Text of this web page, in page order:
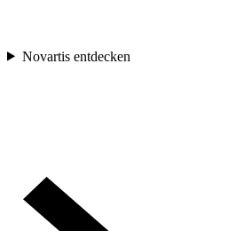
Novartis entdecken